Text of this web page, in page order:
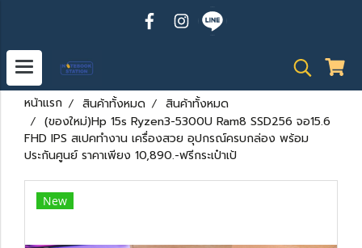
หน้าแรก สินค้าทั้งหมด
สินค้าทั้งหมด
(ของใหม่)Hp 15s Ryzen3-5300U Ram8 SSD256 จอ15.6
FHD IPS สเปคทำงาน เครื่องสวย อุปกรณ์ครบกล่อง พร้อม
ประกันศูนย์ ราคาเพียง 10,890.-ฟรีกระเป๋าเป้
New